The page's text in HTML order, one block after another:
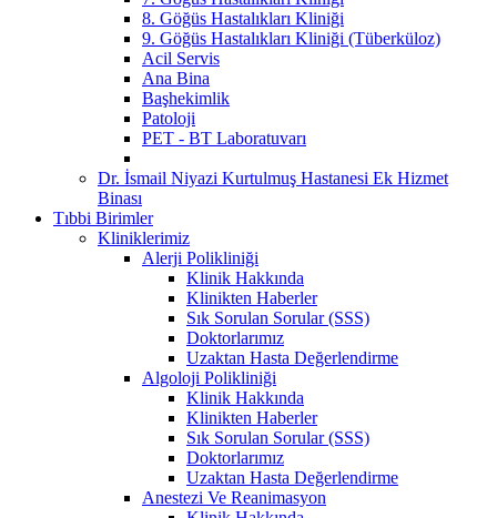
8. Göğüs Hastalıkları Kliniği
9. Göğüs Hastalıkları Kliniği (Tüberküloz)
Acil Servis
Ana Bina
Başhekimlik
Patoloji
PET - BT Laboratuvarı
Dr. İsmail Niyazi Kurtulmuş Hastanesi Ek Hizmet
Binası
Tıbbi Birimler
Kliniklerimiz
Alerji Polikliniği
Klinik Hakkında
Klinikten Haberler
Sık Sorulan Sorular (SSS)
Doktorlarımız
Uzaktan Hasta Değerlendirme
Algoloji Polikliniği
Klinik Hakkında
Klinikten Haberler
Sık Sorulan Sorular (SSS)
Doktorlarımız
Uzaktan Hasta Değerlendirme
Anestezi Ve Reanimasyon